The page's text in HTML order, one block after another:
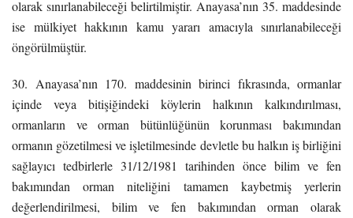
olarak sınırlanabileceği belirtilmiştir. Anayasa’nın 35. maddesinde
ise mülkiyet hakkının kamu yararı amacıyla sınırlanabileceği
öngörülmüştür.
30. Anayasa’nın 170. maddesinin birinci fıkrasında, ormanlar
içinde veya bitişiğindeki köylerin halkının kalkındırılması,
ormanların ve orman bütünlüğünün korunması bakımından
ormanın gözetilmesi ve işletilmesinde devletle bu halkın iş birliğini
sağlayıcı tedbirlerle 31/12/1981 tarihinden önce bilim ve fen
bakımından orman niteliğini tamamen kaybetmiş yerlerin
değerlendirilmesi, bilim ve fen bakımından orman olarak